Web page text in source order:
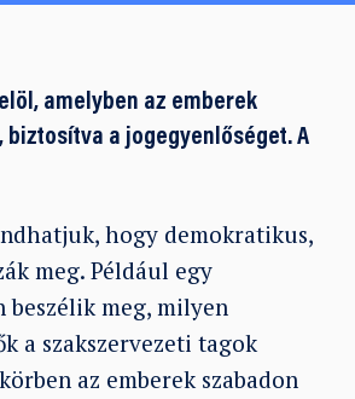
amelyben az emberek
a jogegyenlőséget. A
hogy demokratikus,
meg. Például egy
beszélik meg, milyen
a szakszervezeti tagok
az emberek szabadon